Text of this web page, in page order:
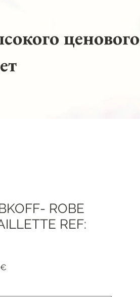
ценового
ROBE
REF: